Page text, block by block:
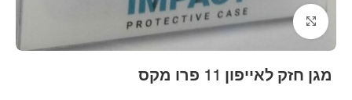
Click to enlarge
מגן חזק לאייפון 11 פרו מקס